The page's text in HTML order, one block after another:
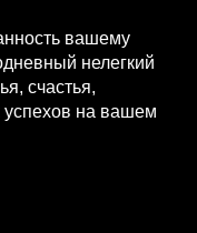
вашему
нелегкий
счастья,
успехов на вашем